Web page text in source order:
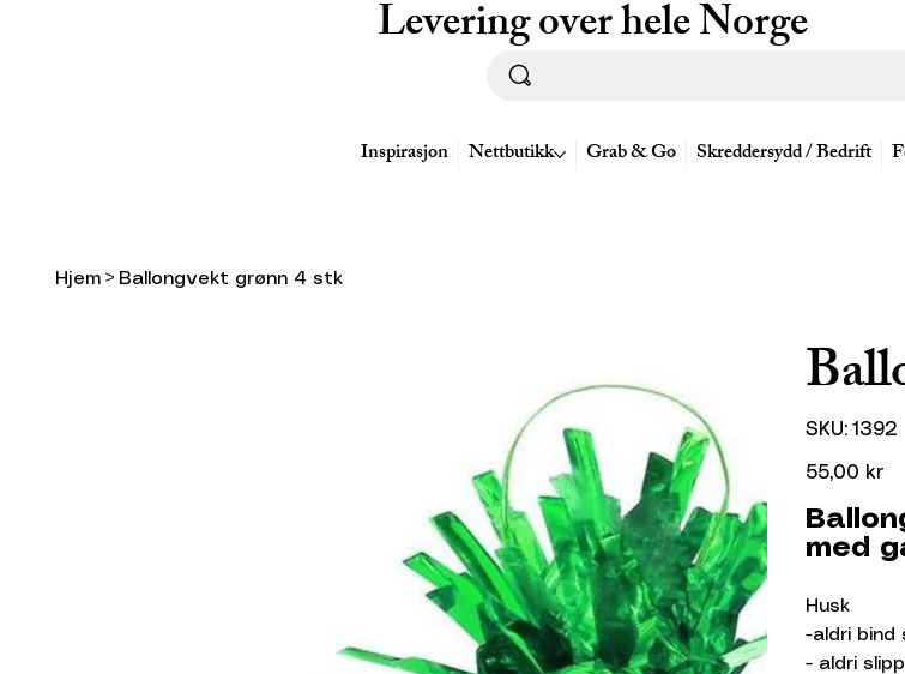
Levering over hele Norge
Inspirasjon Nettbutikk Grab & Go Skreddersydd / Bedrift
Hjem > Ballongvekt grønn 4 stk
SKU: SKU
1392
1392
Pris
55,00 kr
med
Husk
-aldri bind
- aldri